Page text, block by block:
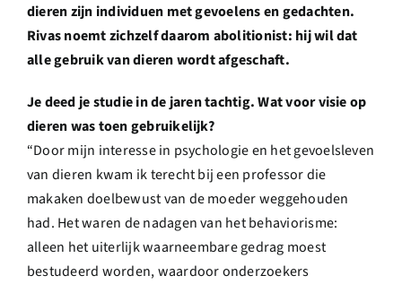
dieren zijn individuen met gevoelens en gedachten.
Rivas noemt zichzelf daarom abolitionist: hij wil dat
alle gebruik van dieren wordt afgeschaft.
Je deed je studie in de jaren tachtig. Wat voor visie op
dieren was toen gebruikelijk?
“Door mijn interesse in psychologie en het gevoelsleven
van dieren kwam ik terecht bij een professor die
makaken doelbewust van de moeder weggehouden
had. Het waren de nadagen van het behaviorisme:
alleen het uiterlijk waarneembare gedrag moest
bestudeerd worden, waardoor onderzoekers